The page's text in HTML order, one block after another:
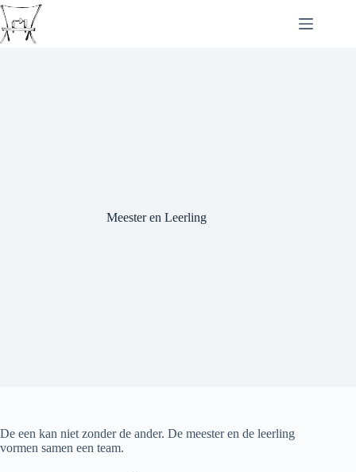
Ga
naar
de
Meester en Leerling
De een kan niet zonder de ander. De meester en de leerling
vormen samen een team.